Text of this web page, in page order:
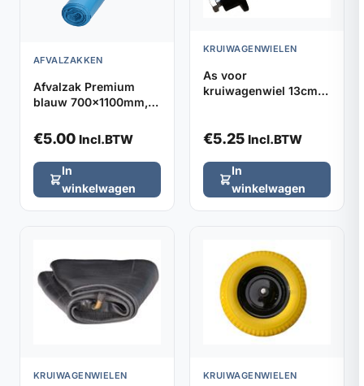
AFVALZAKKEN
Afvalzak Premium
blauw 700x1100mm,
rol (prijs per rol)
€5.00 Incl.BTW
In
winkelwagen
KRUIWAGENWIELEN
As voor
kruiwagenwiel 13cm
en beschermdoppen
€5.25 Incl.BTW
In
winkelwagen
KRUIWAGENWIELEN KRUIWAGENWIELEN